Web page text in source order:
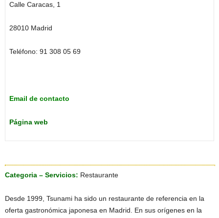
Calle Caracas, 1
28010 Madrid
Teléfono: 91 308 05 69
Email de contacto
Página web
Categoria – Servicios: Restaurante
Desde 1999, Tsunami ha sido un restaurante de referencia en la
oferta gastronómica japonesa en Madrid. En sus orígenes en la